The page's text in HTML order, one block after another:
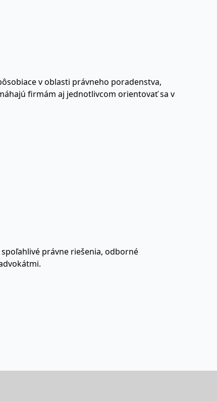
v oblasti právneho poradenstva,
firmám aj jednotlivcom orientovať sa v
právne riešenia, odborné